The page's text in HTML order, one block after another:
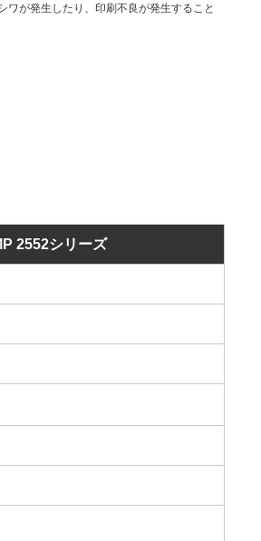
が発生したり、印刷不良が発生すること
2552シリーズ